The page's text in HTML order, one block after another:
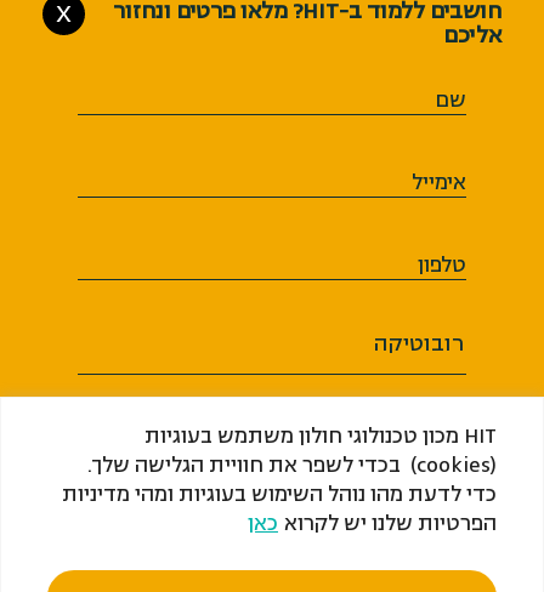
HIT מכון טכנולוגי חולון משתמש בעוגיות
(cookies) בכדי לשפר את חוויית הגלישה שלך.
כדי לדעת מהו נוהל השימוש בעוגיות ומהי מדיניות
הפרטיות שלנו יש לקרוא כאן
חושבים ללמוד ב-HIT? מלאו פרטים ונחזור
אליכם
X
שם
אימייל
טלפון
רובוטיקה